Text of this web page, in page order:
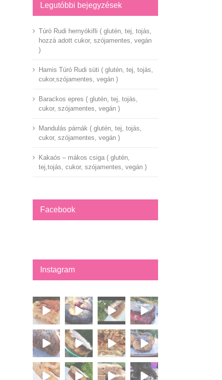
Legutóbbi bejegyzések
Túró Rudi hernyókifli ( glutén, tej, tojás,
hozzá adott cukor, szójamentes, vegán
)
Hamis Túró Rudi süti ( glutén, tej, tojás,
cukor,szójamentes, vegán )
Barackos epres ( glutén, tej, tojás,
cukor, szójamentes, vegán )
Mandulás párnák ( glutén, tej, tojás,
cukor, szójamentes, vegán )
Kakaós – mákos csiga ( glutén,
tej,tojás, cukor, szójamentes, vegán )
Facebook
Instagram